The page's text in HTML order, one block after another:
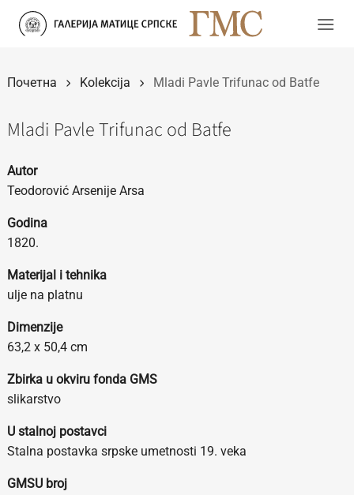
Прескочи
Почетна Kolekcija Mladi Pavle Trifunac od Batfe
Mladi Pavle Trifunac od Batfe
Autor
Teodorović Arsenije Arsa
Godina
1820.
Materijal i tehnika
ulje na platnu
Dimenzije
63,2 x 50,4 cm
Zbirka u okviru fonda GMS
slikarstvo
U stalnoj postavci
Stalna postavka srpske umetnosti 19. veka
GMSU broj